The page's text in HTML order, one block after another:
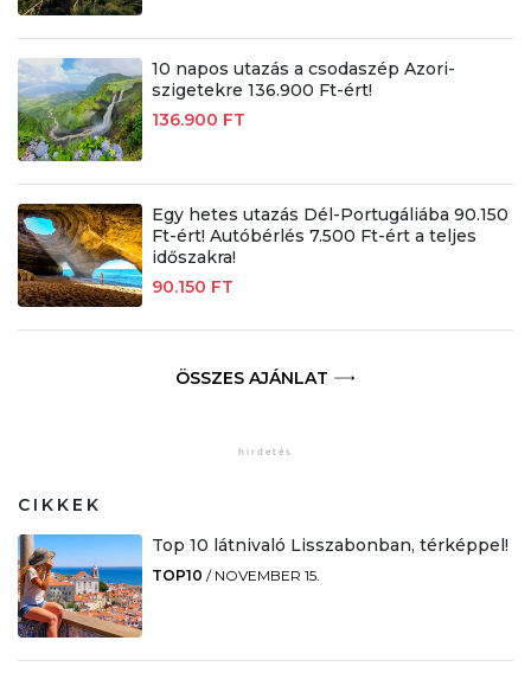
10 napos utazás a csodaszép Azori-
szigetekre 136.900 Ft-ért!
136.900 FT
Egy hetes utazás Dél-Portugáliába 90.150
Ft-ért! Autóbérlés 7.500 Ft-ért a teljes
időszakra!
90.150 FT
ÖSSZES AJÁNLAT
CIKKEK
Top 10 látnivaló Lisszabonban, térképpel!
TOP10 / NOVEMBER 15.